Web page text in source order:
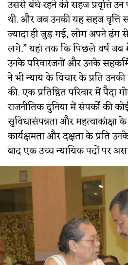
उससे बंधे रहने की सहज प्रवृत्ति उन
थी. और जब उनकी यह सहज
ज्यादा ही जुड़ गई, लोग अपने
लगे.” यहां तक कि पिछले वर्ष जब
उनके परिवारजनों और उनके
ने भी न्याय के विचार के प्रति उनकी
की. एक प्रतिष्ठित परिवार में पैदा
राजनीतिक दुनिया में संपर्कों की
सुविधासंपन्नता और
कार्यक्षमता और दक्षता के प्रति
बाद एक उच्च न्यायिक पदों पर